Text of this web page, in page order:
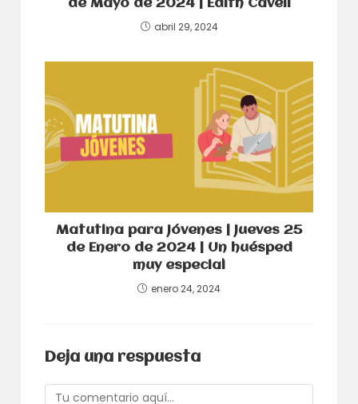
de Mayo de 2024 | Edith Cavell
abril 29, 2024
Matutina para Jóvenes | Jueves 25
de Enero de 2024 | Un huésped
muy especial
enero 24, 2024
Deja una respuesta
Comentario